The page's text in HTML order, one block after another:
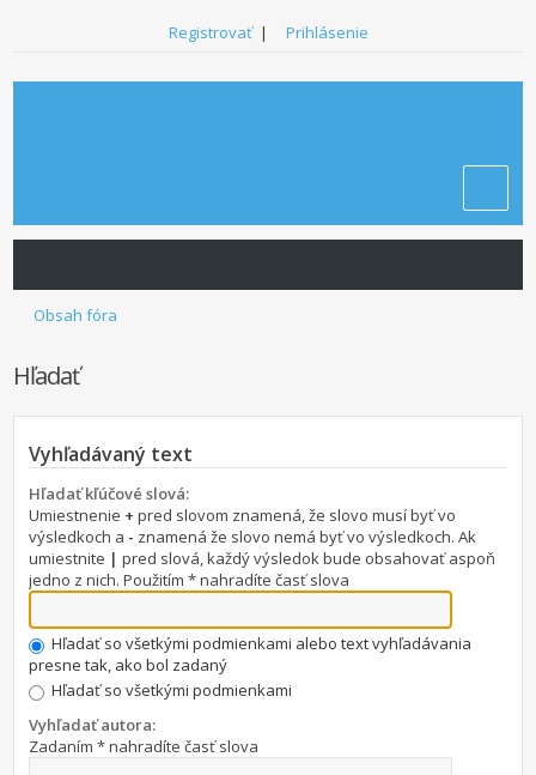
Registrovať| Prihlásenie
Obsah fóra
Hľadať
Vyhľadávaný text
Hľadať kľúčové slová:
Umiestnenie + pred slovom znamená, že slovo musí byť vo
výsledkoch a - znamená že slovo nemá byť vo výsledkoch. Ak
umiestnite | pred slová, každý výsledok bude obsahovať aspoň
jedno z nich. Použitím * nahradíte časť slova
Hľadať so všetkými podmienkami alebo text vyhľadávania
presne tak, ako bol zadaný
Hľadať so všetkými podmienkami
Vyhľadať autora:
Zadaním * nahradíte časť slova